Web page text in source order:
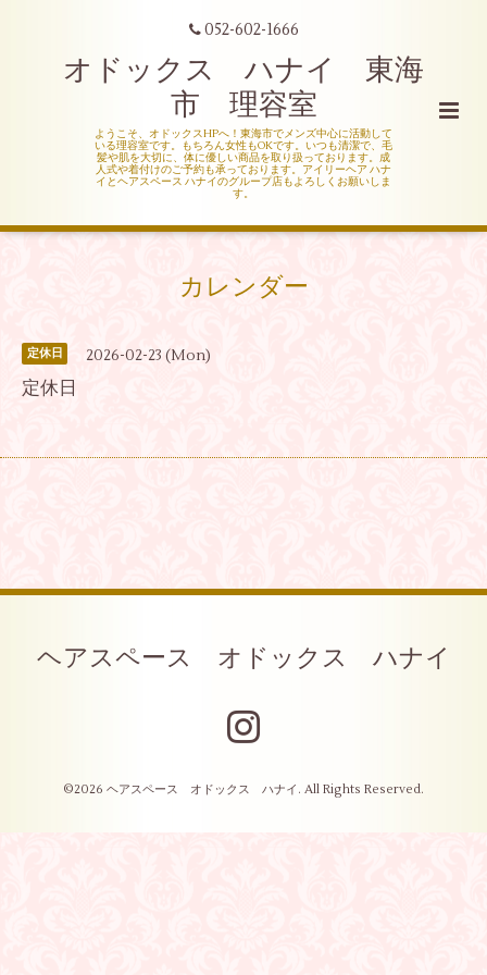
052-602-1666
オドックス ハナイ 東海
市 理容室
ようこそ、オドックスHPへ！東海市でメンズ中心に活動して
いる理容室です。もちろん女性もOKです。いつも清潔で、毛
髪や肌を大切に、体に優しい商品を取り扱っております。成
人式や着付けのご予約も承っております。アイリーヘア ハナ
イとヘアスペース ハナイのグループ店もよろしくお願いしま
す。
カレンダー
定休日 2026-02-23 (Mon)
定休日
ヘアスペース オドックス ハナイ
©2026 ヘアスペース オドックス ハナイ . All Rights Reserved.